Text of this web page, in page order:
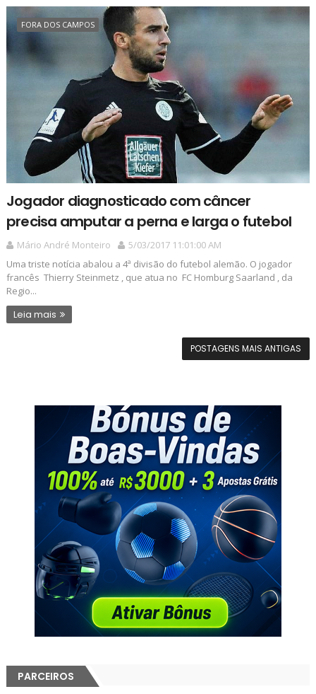
FORA DOS CAMPOS
Jogador diagnosticado com câncer
precisa amputar a perna e larga o futebol
Mário André Monteiro
5/03/2017 11:01:00 AM
Uma triste notícia abalou a 4ª divisão do futebol alemão. O jogador
francês Thierry Steinmetz , que atua no FC Homburg Saarland , da
Regio...
Leia mais
POSTAGENS MAIS ANTIGAS
PARCEIROS